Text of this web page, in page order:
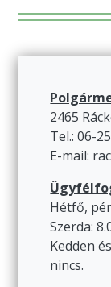
2465
Tel.: 06-
E-mail:
Hétfő,
Szerda:
Kedden
nincs.